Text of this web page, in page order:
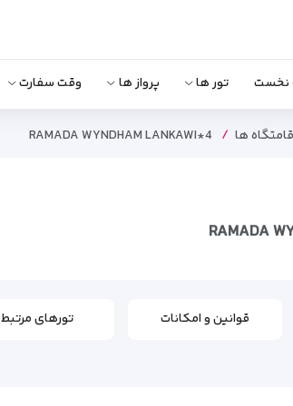
نخست تور ها پرواز ها وقت سفارت
ها RAMADA WYNDHAM LANKAWI*4
RAMADA
قوانین و امکانات تورهای مرتبط